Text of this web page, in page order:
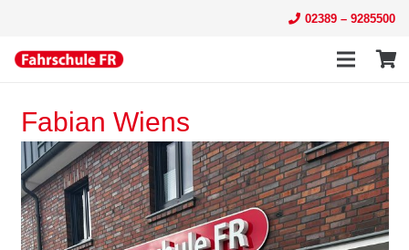
02389 – 9285500
Fabian Wiens